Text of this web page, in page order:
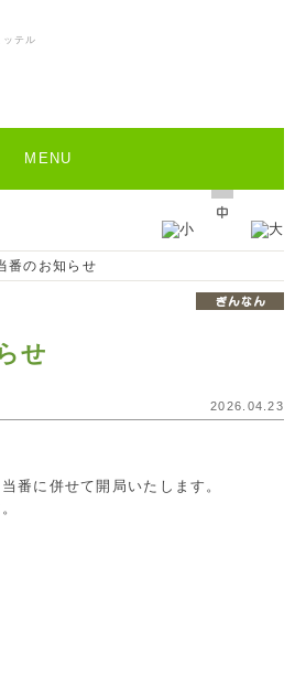
テル
MENU
番のお知らせ
せ
2026.04.23
番に併せて開局いたします。